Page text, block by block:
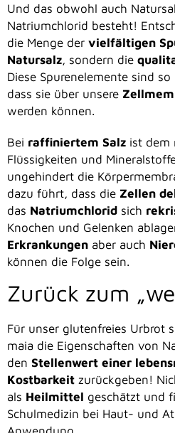
Und das obwohl auch
Natriumchlorid besteht!
die Menge der vielfältigen
Natursalz, sondern die
Diese Spurenelemente sind so
dass sie über unsere
werden können.
Bei raffiniertem Salz ist dem
Flüssigkeiten und
ungehindert die
dazu führt, dass die Zellen
das Natriumchlorid sich
Knochen und Gelenken
Erkrankungen aber auch
können die Folge sein.
Zurück zum
Für unser glutenfreies Urbrot
maia die Eigenschaften von
den Stellenwert einer
Kostbarkeit zurückgeben!
als Heilmittel geschätzt und
Schulmedizin bei Haut- und